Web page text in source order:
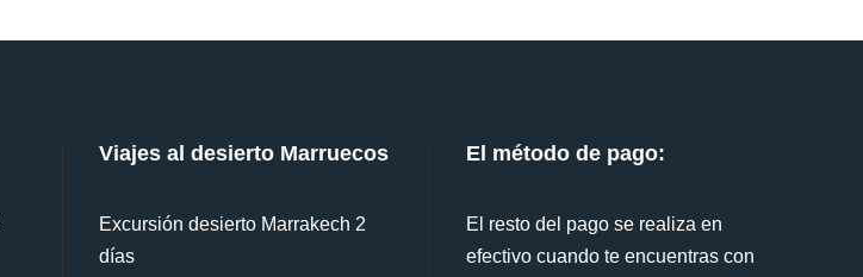
Viajes al desierto Marruecos
Excursión desierto Marrakech 2
días
El método de pago:
El resto del pago se realiza en
efectivo cuando te encuentras con